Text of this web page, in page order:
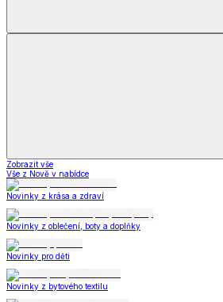
Zobrazit vše
Vše z Nově v nabídce
Novinky z krása a zdraví
Novinky z oblečení, boty a doplňky
Novinky pro děti
Novinky z bytového textilu